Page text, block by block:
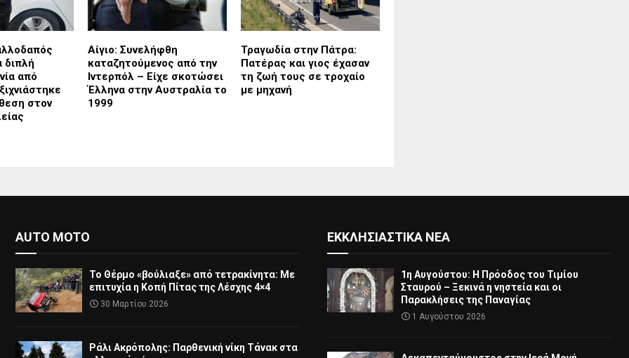
διπλή
από
στον
Αίγιο: Συνελήφθη
καταζητούμενος από την
Ιντερπόλ – Είχε σκοτώσει
Έλληνα στην Αυστραλία το
1999
Τραγωδία στην Πάτρα:
Πατέρας και γιος έχασαν
τη ζωή τους σε τροχαίο
με μηχανή
AUTO MOTO
Το Θέρμο «βούλιαξε» από τετρακίνητα: Με
επιτυχία η Κοπή Πίτας της Λέσχης 4×4
30 Μαρτίου 2026
Ράλι Ακρόπολης: Παρθενική νίκη Τάνακ στα
ΕΚΚΛΗΣΙΑΣΤΙΚΆ ΝΈΑ
1η Αυγούστου: Η Πρόοδος του Τιμίου
Σταυρού – Ξεκινά η νηστεία και οι
Παρακλήσεις της Παναγίας
1 Αυγούστου 2026